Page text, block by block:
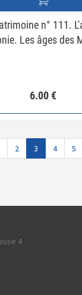
n° 111.
Les âges des
6.00€
2 3 4 5
4